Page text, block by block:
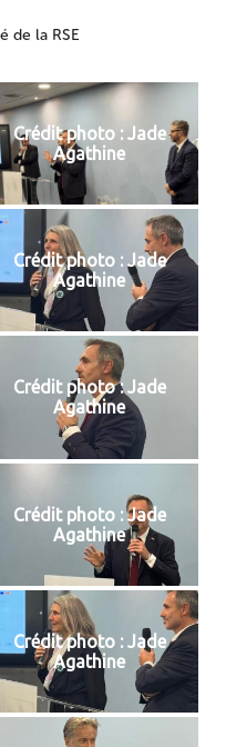
de la RSE
Crédit photo : Jade
Agathine
Crédit photo : Jade
Agathine
Crédit photo : Jade
Agathine
Crédit photo : Jade
Agathine
Crédit photo : Jade
Agathine